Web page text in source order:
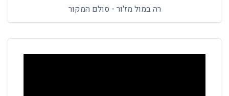
רה במול מז'ור - סולם המקור